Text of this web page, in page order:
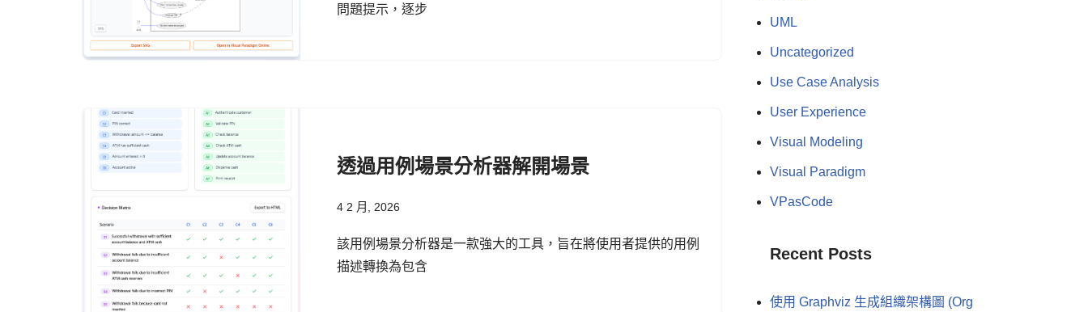
問題提示，逐步
透過用例場景分析器解開場景
4 2 月, 2026
該用例場景分析器是一款強大的工具，旨在將使用者提供的用例
描述轉換為包含
UML
Uncategorized
Use Case Analysis
User Experience
Visual Modeling
Visual Paradigm
VPasCode
Recent Posts
使用 Graphviz 生成組織架構圖 (Org